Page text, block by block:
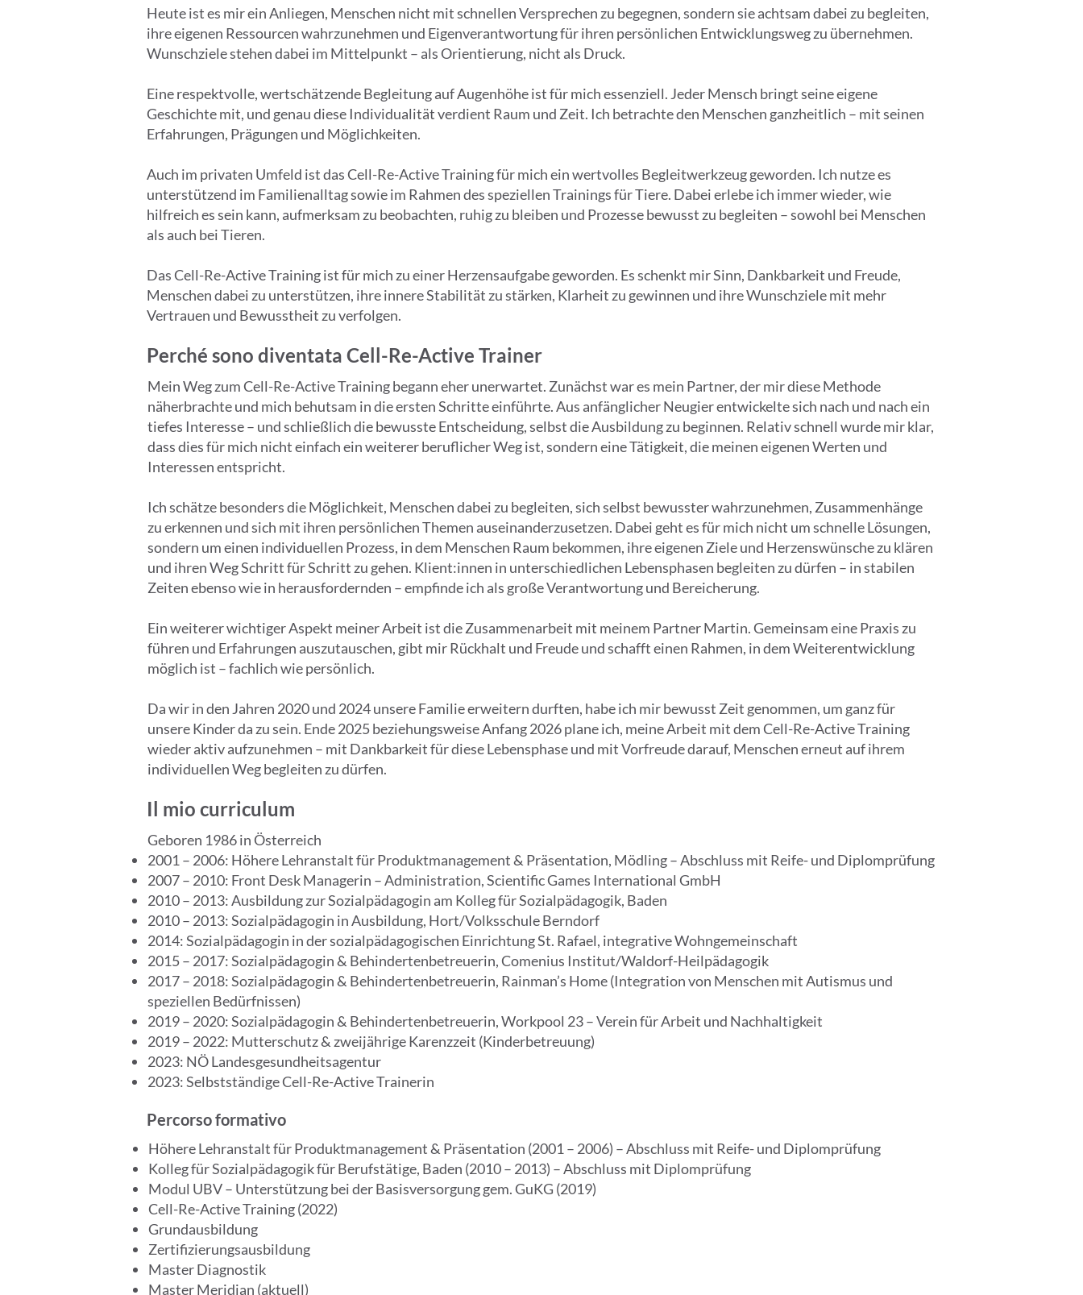
Heute ist es mir ein Anliegen, Menschen nicht mit schnellen Versprechen zu begegnen, sondern sie achtsam dabei zu begleiten,
ihre eigenen Ressourcen wahrzunehmen und Eigenverantwortung für ihren persönlichen Entwicklungsweg zu übernehmen.
Wunschziele stehen dabei im Mittelpunkt – als Orientierung, nicht als Druck.
Eine respektvolle, wertschätzende Begleitung auf Augenhöhe ist für mich essenziell. Jeder Mensch bringt seine eigene
Geschichte mit, und genau diese Individualität verdient Raum und Zeit. Ich betrachte den Menschen ganzheitlich – mit seinen
Erfahrungen, Prägungen und Möglichkeiten.
Auch im privaten Umfeld ist das Cell-Re-Active Training für mich ein wertvolles Begleitwerkzeug geworden. Ich nutze es
unterstützend im Familienalltag sowie im Rahmen des speziellen Trainings für Tiere. Dabei erlebe ich immer wieder, wie
hilfreich es sein kann, aufmerksam zu beobachten, ruhig zu bleiben und Prozesse bewusst zu begleiten – sowohl bei Menschen
als auch bei Tieren.
Das Cell-Re-Active Training ist für mich zu einer Herzensaufgabe geworden. Es schenkt mir Sinn, Dankbarkeit und Freude,
Menschen dabei zu unterstützen, ihre innere Stabilität zu stärken, Klarheit zu gewinnen und ihre Wunschziele mit mehr
Vertrauen und Bewusstheit zu verfolgen.
Perché sono diventata Cell-Re-Active Trainer
Mein Weg zum Cell-Re-Active Training begann eher unerwartet. Zunächst war es mein Partner, der mir diese Methode
näherbrachte und mich behutsam in die ersten Schritte einführte. Aus anfänglicher Neugier entwickelte sich nach und nach ein
tiefes Interesse – und schließlich die bewusste Entscheidung, selbst die Ausbildung zu beginnen. Relativ schnell wurde mir klar,
dass dies für mich nicht einfach ein weiterer beruflicher Weg ist, sondern eine Tätigkeit, die meinen eigenen Werten und
Interessen entspricht.
Ich schätze besonders die Möglichkeit, Menschen dabei zu begleiten, sich selbst bewusster wahrzunehmen, Zusammenhänge
zu erkennen und sich mit ihren persönlichen Themen auseinanderzusetzen. Dabei geht es für mich nicht um schnelle Lösungen,
sondern um einen individuellen Prozess, in dem Menschen Raum bekommen, ihre eigenen Ziele und Herzenswünsche zu klären
und ihren Weg Schritt für Schritt zu gehen. Klient:innen in unterschiedlichen Lebensphasen begleiten zu dürfen – in stabilen
Zeiten ebenso wie in herausfordernden – empfinde ich als große Verantwortung und Bereicherung.
Ein weiterer wichtiger Aspekt meiner Arbeit ist die Zusammenarbeit mit meinem Partner Martin. Gemeinsam eine Praxis zu
führen und Erfahrungen auszutauschen, gibt mir Rückhalt und Freude und schafft einen Rahmen, in dem Weiterentwicklung
möglich ist – fachlich wie persönlich.
Da wir in den Jahren 2020 und 2024 unsere Familie erweitern durften, habe ich mir bewusst Zeit genommen, um ganz für
unsere Kinder da zu sein. Ende 2025 beziehungsweise Anfang 2026 plane ich, meine Arbeit mit dem Cell-Re-Active Training
wieder aktiv aufzunehmen – mit Dankbarkeit für diese Lebensphase und mit Vorfreude darauf, Menschen erneut auf ihrem
individuellen Weg begleiten zu dürfen.
Il mio curriculum
Geboren 1986 in Österreich
2001 – 2006: Höhere Lehranstalt für Produktmanagement & Präsentation, Mödling – Abschluss mit Reife- und Diplomprüfung
2007 – 2010: Front Desk Managerin – Administration, Scientific Games International GmbH
2010 – 2013: Ausbildung zur Sozialpädagogin am Kolleg für Sozialpädagogik, Baden
2010 – 2013: Sozialpädagogin in Ausbildung, Hort/Volksschule Berndorf
2014: Sozialpädagogin in der sozialpädagogischen Einrichtung St. Rafael, integrative Wohngemeinschaft
2015 – 2017: Sozialpädagogin & Behindertenbetreuerin, Comenius Institut/Waldorf-Heilpädagogik
2017 – 2018: Sozialpädagogin & Behindertenbetreuerin, Rainman’s Home (Integration von Menschen mit Autismus und
speziellen Bedürfnissen)
2019 – 2020: Sozialpädagogin & Behindertenbetreuerin, Workpool 23 – Verein für Arbeit und Nachhaltigkeit
2019 – 2022: Mutterschutz & zweijährige Karenzzeit (Kinderbetreuung)
2023: NÖ Landesgesundheitsagentur
2023: Selbstständige Cell-Re-Active Trainerin
Percorso formativo
Höhere Lehranstalt für Produktmanagement & Präsentation (2001 – 2006) – Abschluss mit Reife- und Diplomprüfung
Kolleg für Sozialpädagogik für Berufstätige, Baden (2010 – 2013) – Abschluss mit Diplomprüfung
Modul UBV – Unterstützung bei der Basisversorgung gem. GuKG (2019)
Cell-Re-Active Training (2022)
Grundausbildung
Zertifizierungsausbildung
Master Diagnostik
Master Meridian (aktuell)